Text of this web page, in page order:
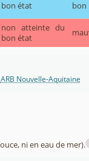
bon état bon
non atteinte du
bon état
ARB Nouvelle-Aquitaine
ni en eau de mer).